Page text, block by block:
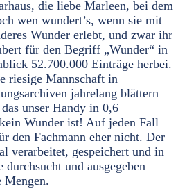
die liebe Marleen, bei dem
wen wundert’s, wenn sie mit
Wunder erlebt, und zwar ihr
für den Begriff „Wunder“ in
52.700.000 Einträge herbei.
riesige Mannschaft in
jahrelang blättern
unser Handy in 0,6
Wunder ist! Auf jeden Fall
den Fachmann eher nicht. Der
verarbeitet, gespeichert und in
und ausgegeben
Mengen.